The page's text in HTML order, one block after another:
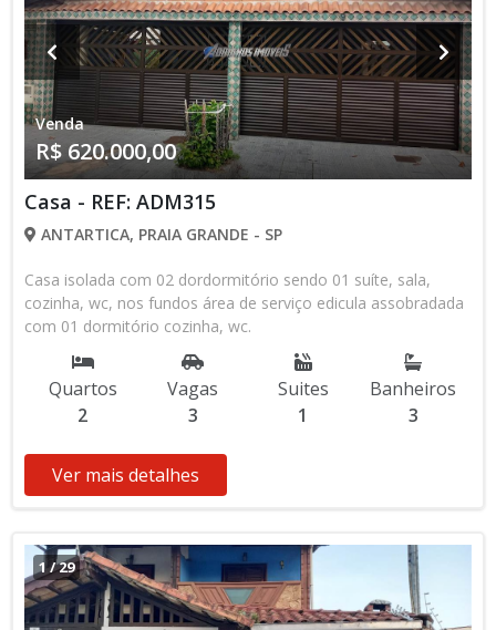
Venda
R$ 620.000,00
Casa - REF: ADM315
ANTARTICA, PRAIA GRANDE - SP
Casa isolada com 02 dordormitório sendo 01 suíte, sala,
cozinha, wc, nos fundos área de serviço edicula assobradada
com 01 dormitório cozinha, wc.
Quartos
2
Vagas
3
Suites
1
Banheiros
3
Ver mais detalhes
1/29